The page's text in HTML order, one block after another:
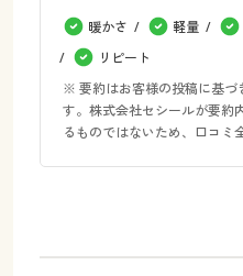
暖かさ 軽量
リピート
※ 要約はお客様の投稿に基づ
す。株式会社セシールが要約
るものではないため、口コミ